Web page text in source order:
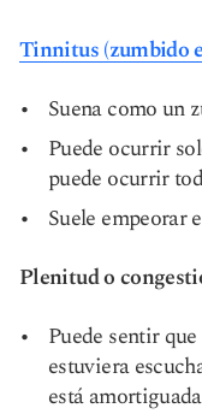
Tinnitus (zumbido
Suena como un
Puede ocurrir
puede ocurrir
Suele empeorar
Plenitud o
Puede sentir
estuviera
está